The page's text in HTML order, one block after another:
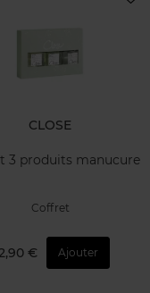
CLOSE
3 produits manucure
Coffret
€ Ajouter